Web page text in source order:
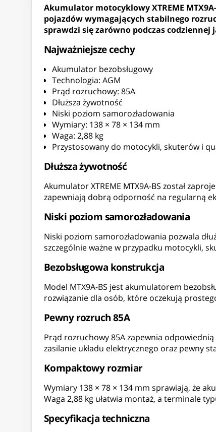
Akumulator motocyklowy XTREME
pojazdów wymagających stabilnego
sprawdzi się zarówno podczas
Najważniejsze cechy
Akumulator bezobsługowy
Technologia: AGM
Prąd rozruchowy: 85A
Dłuższa żywotność
Niski poziom samorozładowania
Wymiary: 138 × 78 × 134 mm
Waga: 2,88 kg
Przystosowany do motocykli, skuterów i
Dłuższa żywotność
Akumulator XTREME MTX9A-BS został
zapewniają dobrą odporność na regularną
Niski poziom samorozładowania
Niski poziom samorozładowania pozwala
szczególnie ważne w przypadku motocykli,
Bezobsługowa konstrukcja
Model MTX9A-BS jest akumulatorem
rozwiązanie dla osób, które oczekują
Pewny rozruch 85A
Prąd rozruchowy 85A zapewnia
zasilanie układu elektrycznego oraz pewny
Kompaktowy rozmiar
Wymiary 138 × 78 × 134 mm sprawiają, że
Waga 2,88 kg ułatwia montaż, a terminale
Specyfikacja techniczna